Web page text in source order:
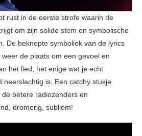
rust in de eerste strofe waarin de
om zijn solide stem en symbolische
De beknopte symboliek van de lyrics
de plaats om een gevoel en
het lied, het enige wat je echt
neerslachtig is. Een catchy stukje
betere radiozenders en
dromerig, subliem!